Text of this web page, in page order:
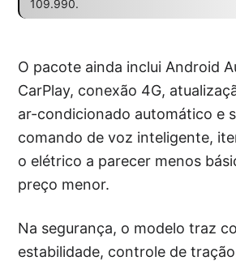
109.990.
O pacote ainda inclui Android
CarPlay, conexão 4G,
ar-condicionado automático e
comando de voz inteligente,
o elétrico a parecer menos
preço menor.
Na segurança, o modelo traz
estabilidade, controle de